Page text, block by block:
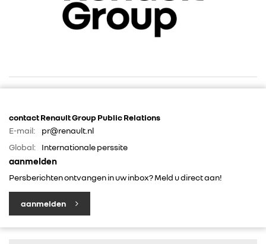
RENAULT GROUP
DACIA
contact Renault Group Public Relations
E-mail:
pr@renault.nl
Global:
Internationale perssite
aanmelden
Persberichten ontvangen in uw inbox? Meld u direct aan!
aanmelden